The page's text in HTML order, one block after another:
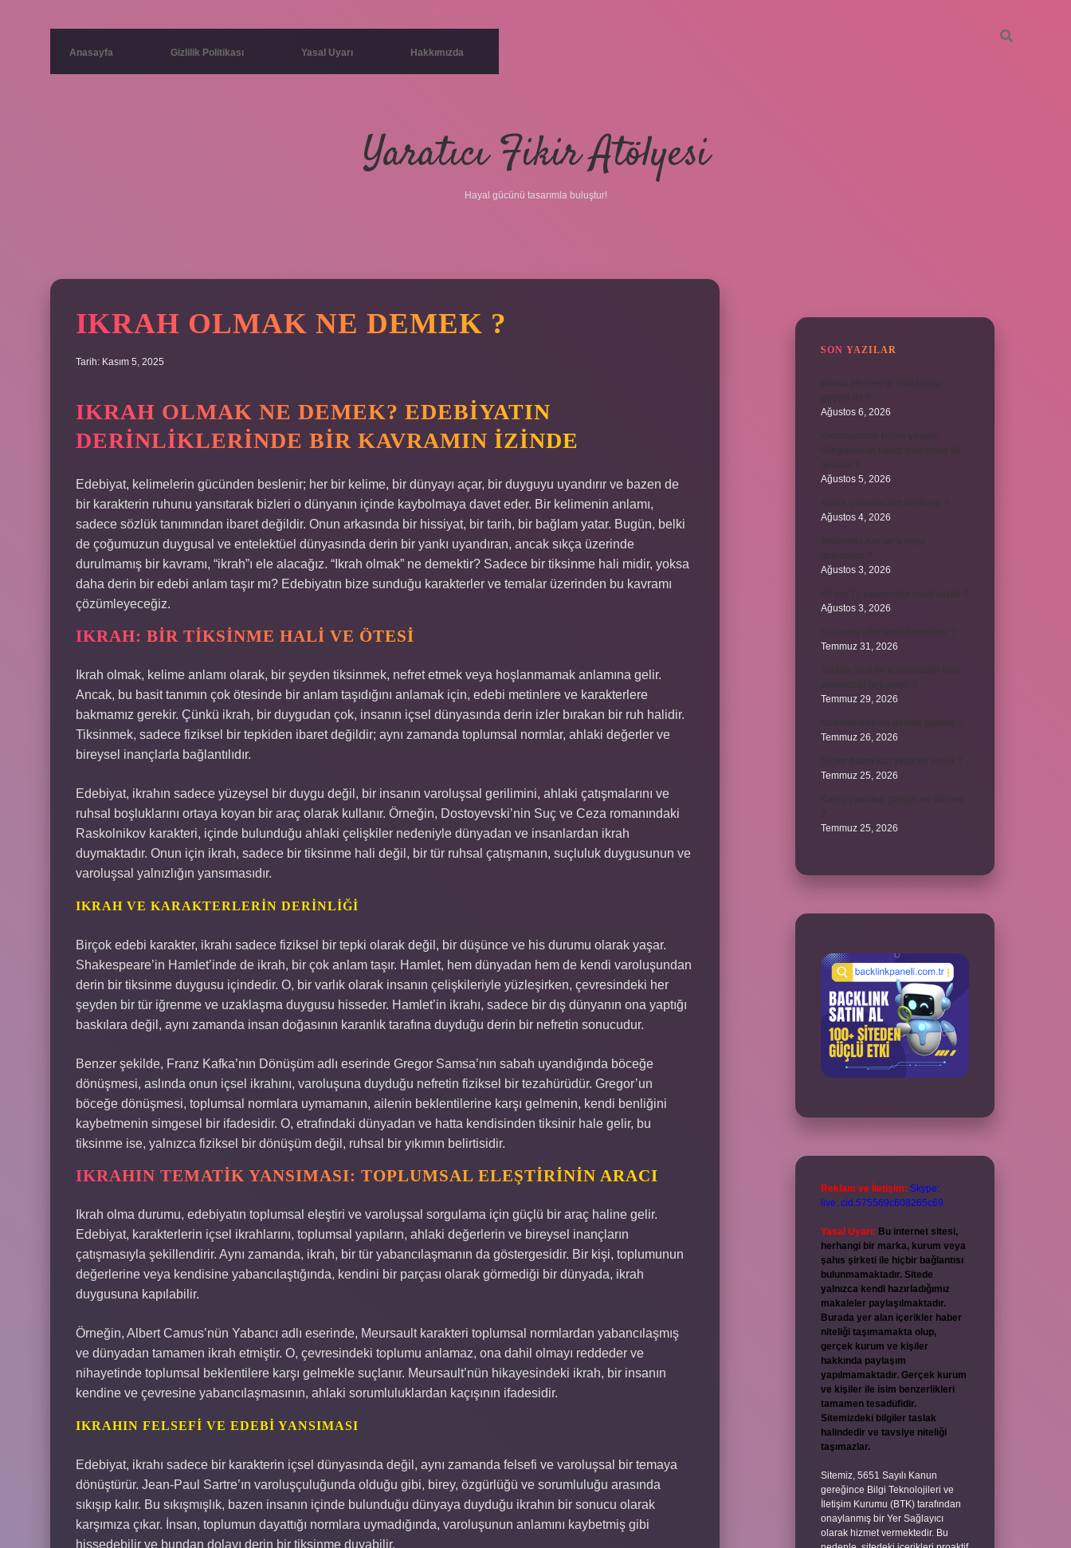
Anasayfa Gizlilik Politikası Yasal Uyarı Hakkımızda
Yaratıcı Fikir Atölyesi
Hayal gücünü tasarımla buluştur!
IKRAH OLMAK NE DEMEK ?
Tarih: Kasım 5, 2025
IKRAH OLMAK NE DEMEK? EDEBIYATIN
DERINLIKLERINDE BIR KAVRAMIN İZINDE
Edebiyat, kelimelerin gücünden beslenir; her bir kelime, bir dünyayı açar, bir duyguyu uyandırır ve bazen de
bir karakterin ruhunu yansıtarak bizleri o dünyanın içinde kaybolmaya davet eder. Bir kelimenin anlamı,
sadece sözlük tanımından ibaret değildir. Onun arkasında bir hissiyat, bir tarih, bir bağlam yatar. Bugün, belki
de çoğumuzun duygusal ve entelektüel dünyasında derin bir yankı uyandıran, ancak sıkça üzerinde
durulmamış bir kavramı, “ikrah”ı ele alacağız. “Ikrah olmak” ne demektir? Sadece bir tiksinme hali midir, yoksa
daha derin bir edebi anlam taşır mı? Edebiyatın bize sunduğu karakterler ve temalar üzerinden bu kavramı
çözümleyeceğiz.
IKRAH: BIR TIKSINME HALI VE ÖTESI
Ikrah olmak, kelime anlamı olarak, bir şeyden tiksinmek, nefret etmek veya hoşlanmamak anlamına gelir.
Ancak, bu basit tanımın çok ötesinde bir anlam taşıdığını anlamak için, edebi metinlere ve karakterlere
bakmamız gerekir. Çünkü ikrah, bir duygudan çok, insanın içsel dünyasında derin izler bırakan bir ruh halidir.
Tiksinmek, sadece fiziksel bir tepkiden ibaret değildir; aynı zamanda toplumsal normlar, ahlaki değerler ve
bireysel inançlarla bağlantılıdır.
Edebiyat, ikrahın sadece yüzeysel bir duygu değil, bir insanın varoluşsal gerilimini, ahlaki çatışmalarını ve
ruhsal boşluklarını ortaya koyan bir araç olarak kullanır. Örneğin, Dostoyevski’nin Suç ve Ceza romanındaki
Raskolnikov karakteri, içinde bulunduğu ahlaki çelişkiler nedeniyle dünyadan ve insanlardan ikrah
duymaktadır. Onun için ikrah, sadece bir tiksinme hali değil, bir tür ruhsal çatışmanın, suçluluk duygusunun ve
varoluşsal yalnızlığın yansımasıdır.
IKRAH VE KARAKTERLERIN DERINLIĞI
Birçok edebi karakter, ikrahı sadece fiziksel bir tepki olarak değil, bir düşünce ve his durumu olarak yaşar.
Shakespeare’in Hamlet’inde de ikrah, bir çok anlam taşır. Hamlet, hem dünyadan hem de kendi varoluşundan
derin bir tiksinme duygusu içindedir. O, bir varlık olarak insanın çelişkileriyle yüzleşirken, çevresindeki her
şeyden bir tür iğrenme ve uzaklaşma duygusu hisseder. Hamlet’in ikrahı, sadece bir dış dünyanın ona yaptığı
baskılara değil, aynı zamanda insan doğasının karanlık tarafına duyduğu derin bir nefretin sonucudur.
Benzer şekilde, Franz Kafka’nın Dönüşüm adlı eserinde Gregor Samsa’nın sabah uyandığında böceğe
dönüşmesi, aslında onun içsel ikrahını, varoluşuna duyduğu nefretin fiziksel bir tezahürüdür. Gregor’un
böceğe dönüşmesi, toplumsal normlara uymamanın, ailenin beklentilerine karşı gelmenin, kendi benliğini
kaybetmenin simgesel bir ifadesidir. O, etrafındaki dünyadan ve hatta kendisinden tiksinir hale gelir, bu
tiksinme ise, yalnızca fiziksel bir dönüşüm değil, ruhsal bir yıkımın belirtisidir.
IKRAHIN TEMATIK YANSIMASI: TOPLUMSAL ELEŞTIRININ ARACI
Ikrah olma durumu, edebiyatın toplumsal eleştiri ve varoluşsal sorgulama için güçlü bir araç haline gelir.
Edebiyat, karakterlerin içsel ikrahlarını, toplumsal yapıların, ahlaki değerlerin ve bireysel inançların
çatışmasıyla şekillendirir. Aynı zamanda, ikrah, bir tür yabancılaşmanın da göstergesidir. Bir kişi, toplumunun
değerlerine veya kendisine yabancılaştığında, kendini bir parçası olarak görmediği bir dünyada, ikrah
duygusuna kapılabilir.
Örneğin, Albert Camus’nün Yabancı adlı eserinde, Meursault karakteri toplumsal normlardan yabancılaşmış
ve dünyadan tamamen ikrah etmiştir. O, çevresindeki toplumu anlamaz, ona dahil olmayı reddeder ve
nihayetinde toplumsal beklentilere karşı gelmekle suçlanır. Meursault’nün hikayesindeki ikrah, bir insanın
kendine ve çevresine yabancılaşmasının, ahlaki sorumluluklardan kaçışının ifadesidir.
IKRAHIN FELSEFI VE EDEBI YANSIMASI
Edebiyat, ikrahı sadece bir karakterin içsel dünyasında değil, aynı zamanda felsefi ve varoluşsal bir temaya
dönüştürür. Jean-Paul Sartre’ın varoluşçuluğunda olduğu gibi, birey, özgürlüğü ve sorumluluğu arasında
sıkışıp kalır. Bu sıkışmışlık, bazen insanın içinde bulunduğu dünyaya duyduğu ikrahın bir sonucu olarak
karşımıza çıkar. İnsan, toplumun dayattığı normlara uymadığında, varoluşunun anlamını kaybetmiş gibi
hissedebilir ve bundan dolayı derin bir tiksinme duyabilir.
SON YAZILAR
Ağustos 6, 2026
Ağustos 5, 2026
Ağustos 4, 2026
Ağustos 3, 2026
Ağustos 3, 2026
Temmuz 31, 2026
Temmuz 29, 2026
Temmuz 26, 2026
Temmuz 25, 2026
Temmuz 25, 2026
Reklam ve İletişim: Skype:
live:.cid.575569c608265c69
Yasal Uyarı: Bu internet sitesi,
herhangi bir marka, kurum veya
şahıs şirketi ile hiçbir bağlantısı
bulunmamaktadır. Sitede
yalnızca kendi hazırladığımız
makaleler paylaşılmaktadır.
Burada yer alan içerikler haber
niteliği taşımamakta olup,
gerçek kurum ve kişiler
hakkında paylaşım
yapılmamaktadır. Gerçek kurum
ve kişiler ile isim benzerlikleri
tamamen tesadüfidir.
Sitemizdeki bilgiler taslak
halindedir ve tavsiye niteliği
taşımazlar.
Sitemiz, 5651 Sayılı Kanun
gereğince Bilgi Teknolojileri ve
İletişim Kurumu (BTK) tarafından
onaylanmış bir Yer Sağlayıcı
olarak hizmet vermektedir. Bu